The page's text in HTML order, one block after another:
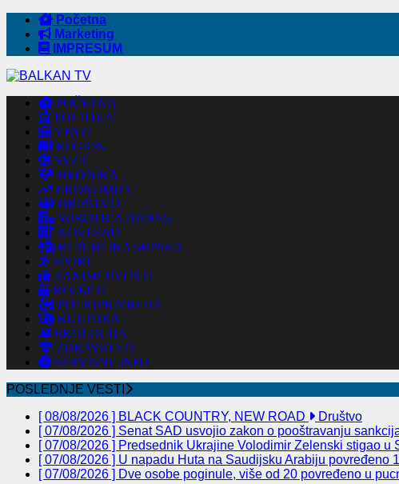
Početna
Marketing
IMPRESUM
POČETNA
POLITIKA
VESTI
REGION
SVET
HRONIKA
EKONOMIJA
DRUŠTVO
SUBOTICA DANAS
NOVI SAD
REPUBLIKA SRPSKA
SPORT
ZANIMLJIVOSTI
RECEPTI
POLJOPRIVREDA
KULTURA
EKOLOGIJA
ZDRAVSTVO
SERVISNE INFO
POSLEDNJE VESTI
[ 08/08/2026 ] BLACK COUNTRY, NEW ROAD
Društvo
[ 07/08/2026 ] Senat SAD usvojio zakon o pooštravanju
[ 07/08/2026 ] Predsednik Ukrajine Volodimir Zelenski stigao u
[ 07/08/2026 ] U napadu Huta na Saudijsku Arabiju povređeno
[ 07/08/2026 ] Dve osobe poginule, više od 20 povređeno u